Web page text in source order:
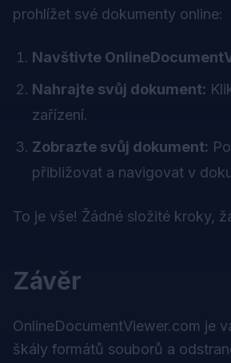
prohlížet své dokumenty online:
Navštivte
Nahrajte svůj dokument:
zařízení.
Zobrazte svůj dokument:
přibližovat a navigovat v
To je vše! Žádné složité kroky,
Závěr
OnlineDocumentViewer.com je
škály formátů souborů a